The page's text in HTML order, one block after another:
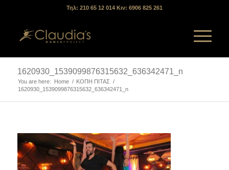
Τηλ: 210 65 12 014 Κιν: 6906 825 261
1620930_1539099876315632_636342471_n
You are here: Home / ΚΟΠΗ ΠΙΤΑΣ /
1620930_1539099876315632_636342471_n